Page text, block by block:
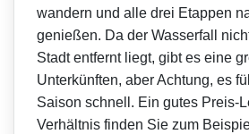
wandern und alle drei Etappen
genießen. Da der Wasserfall
Stadt entfernt liegt, gibt es eine
Unterkünften, aber Achtung, es
Saison schnell. Ein gutes Preis-
Verhältnis finden Sie zum